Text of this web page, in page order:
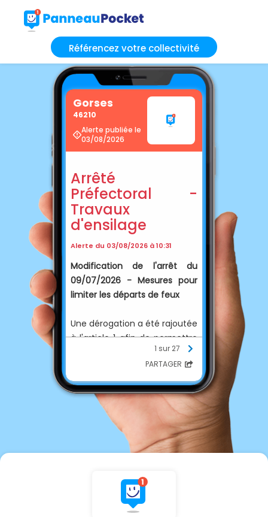
Référencez votre collectivité
Gorses
46210
Alerte publiée le
03/08/2026
Arrêté
Préfectoral -
Travaux
d'ensilage
Alerte du 03/08/2026 à 10:31
Modification de l'arrêt du
09/07/2026 - Mesures pour
limiter les départs de feux
Une dérogation a été rajoutée
à l'article 1 afin de permettre
les travaux d'ensilage sans
restriction d'horaire, mais en
respectant quelques règles.
1 sur 27
PARTAGER